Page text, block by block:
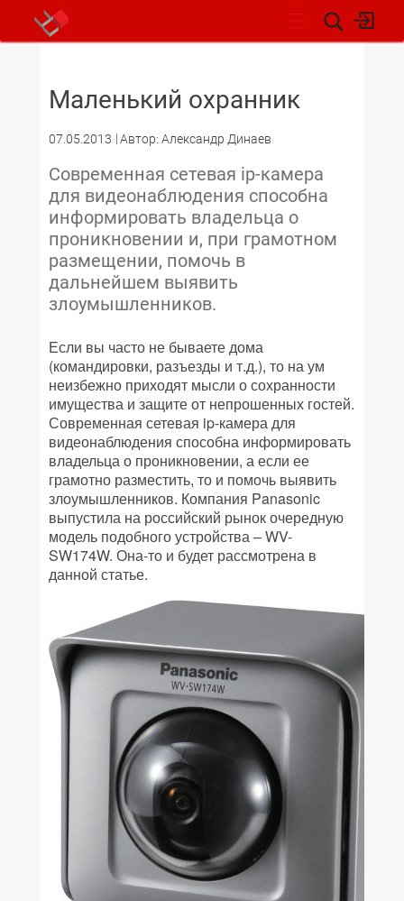
Маленький охранник
07.05.2013 Автор: Александр Динаев
Современная сетевая ip-камера
для видеонаблюдения способна
информировать владельца о
проникновении и, при грамотном
размещении, помочь в
дальнейшем выявить
злоумышленников.
Если вы часто не бываете дома
(командировки, разъезды и т.д.), то на ум
неизбежно приходят мысли о сохранности
имущества и защите от непрошенных гостей.
Современная сетевая ip-камера для
видеонаблюдения способна информировать
владельца о проникновении, а если ее
грамотно разместить, то и помочь выявить
злоумышленников. Компания Panasonic
выпустила на российский рынок очередную
модель подобного устройства – WV-
SW174W. Она-то и будет рассмотрена в
данной статье.